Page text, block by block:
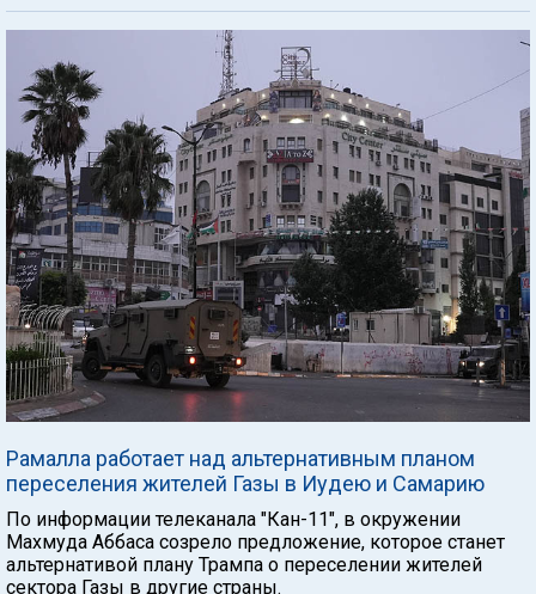
Рамалла работает над альтернативным планом
переселения жителей Газы в Иудею и Самарию
По информации телеканала "Кан-11", в окружении
Махмуда Аббаса созрело предложение, которое станет
альтернативой плану Трампа о переселении жителей
сектора Газы в другие страны.